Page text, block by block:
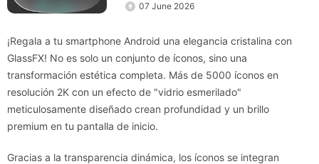
07 June 2026
¡Regala a tu smartphone Android una elegancia cristalina con
GlassFX! No es solo un conjunto de íconos, sino una
transformación estética completa. Más de 5000 íconos en
resolución 2K con un efecto de "vidrio esmerilado"
meticulosamente diseñado crean profundidad y un brillo
premium en tu pantalla de inicio.
Gracias a la transparencia dinámica, los íconos se integran